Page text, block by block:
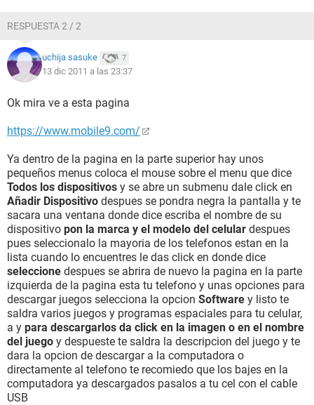
RESPUESTA 2 / 2
uchija sasuke 7
13 dic 2011 a las 23:37
Ok mira ve a esta pagina
https://www.mobile9.com/
Ya dentro de la pagina en la parte superior hay unos
pequeños menus coloca el mouse sobre el menu que dice
Todos los dispositivos y se abre un submenu dale click en
Añadir Dispositivo despues se pondra negra la pantalla y te
sacara una ventana donde dice escriba el nombre de su
dispositivo pon la marca y el modelo del celular despues
pues seleccionalo la mayoria de los telefonos estan en la
lista cuando lo encuentres le das click en donde dice
seleccione despues se abrira de nuevo la pagina en la parte
izquierda de la pagina esta tu telefono y unas opciones para
descargar juegos selecciona la opcion Software y listo te
saldra varios juegos y programas espaciales para tu celular,
a y para descargarlos da click en la imagen o en el nombre
del juego y despueste te saldra la descripcion del juego y te
dara la opcion de descargar a la computadora o
directamente al telefono te recomiedo que los bajes en la
computadora ya descargados pasalos a tu cel con el cable
USB